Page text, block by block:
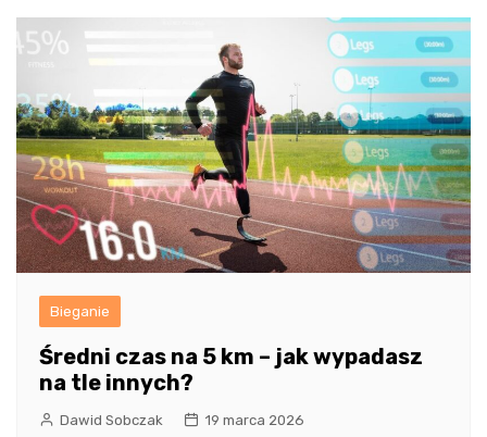
Bieganie
Średni czas na 5 km – jak wypadasz
na tle innych?
Dawid Sobczak 19 marca 2026